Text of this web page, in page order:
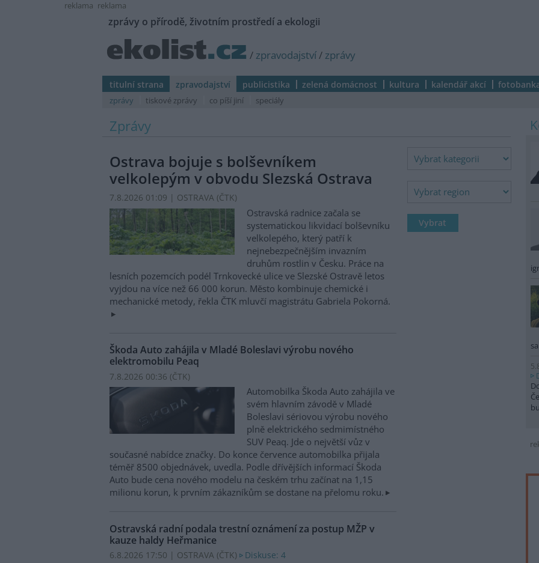
reklama reklama
zprávy o přírodě, životním prostředí a ekologii
/ zpravodajství/ zprávy
titulní strana zpravodajství publicistika zelená domácnost kultura kalendář akcí
zprávy tiskové zprávy co píší jiní speciály
Zprávy
Ostrava bojuje s bolševníkem
velkolepým v obvodu Slezská Ostrava
7.8.2026 01:09 | OSTRAVA (ČTK)
Ostravská radnice začala se
systematickou likvidací bolševníku
velkolepého, který patří k
nejnebezpečnějším invazním
druhům rostlin v Česku. Práce na
lesních pozemcích podél Trnkovecké ulice ve Slezské Ostravě letos
vyjdou na více než 66 000 korun. Město kombinuje chemické i
mechanické metody, řekla ČTK mluvčí magistrátu Gabriela Pokorná.
Škoda Auto zahájila v Mladé Boleslavi výrobu nového
elektromobilu Peaq
7.8.2026 00:36 (ČTK)
Automobilka Škoda Auto zahájila ve
svém hlavním závodě v Mladé
Boleslavi sériovou výrobu nového
plně elektrického sedmimístného
SUV Peaq. Jde o největší vůz v
současné nabídce značky. Do konce července automobilka přijala
téměř 8500 objednávek, uvedla. Podle dřívějších informací Škoda
Auto bude cena nového modelu na českém trhu začínat na 1,15
milionu korun, k prvním zákazníkům se dostane na přelomu roku.
Ostravská radní podala trestní oznámení za postup MŽP v
kauze haldy Heřmanice
6.8.2026 17:50 | OSTRAVA (ČTK) Diskuse: 4